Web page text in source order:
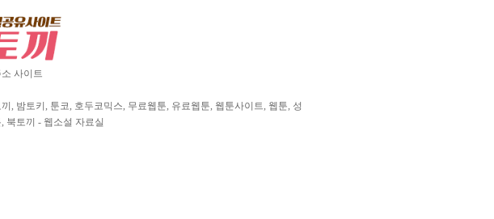
사이트
, 밤토키, 툰코, 호두코믹스, 무료웹툰, 유료웹툰, 웹툰사이트, 웹툰, 성
북토끼 - 웹소설 자료실